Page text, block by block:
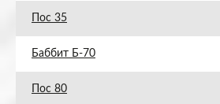
Пос 35
Баббит Б-70
Пос 80